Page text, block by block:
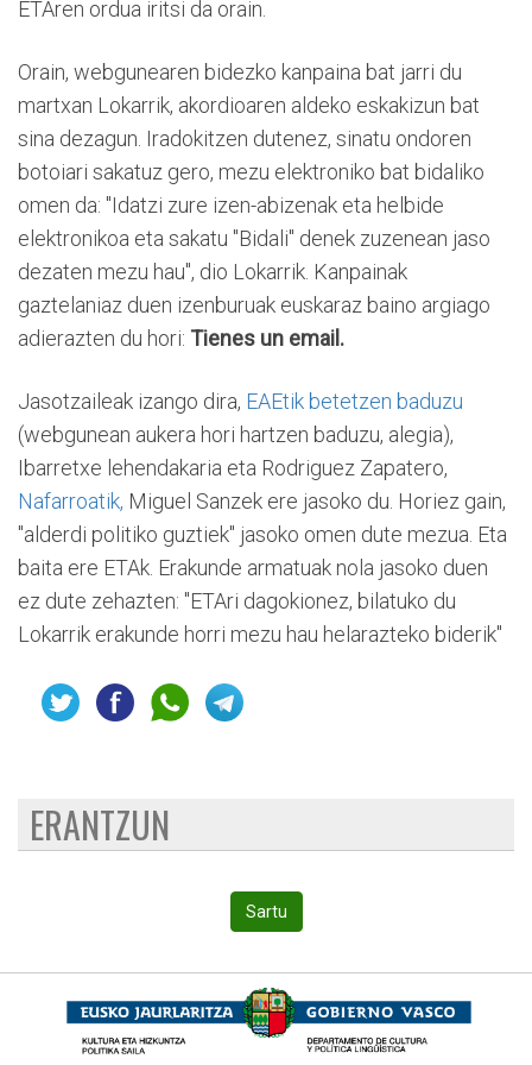
ETAren ordua iritsi da orain.
Orain, webgunearen bidezko kanpaina bat jarri du
martxan Lokarrik, akordioaren aldeko eskakizun bat
sina dezagun. Iradokitzen dutenez, sinatu ondoren
botoiari sakatuz gero, mezu elektroniko bat bidaliko
omen da: "Idatzi zure izen-abizenak eta helbide
elektronikoa eta sakatu "Bidali" denek zuzenean jaso
dezaten mezu hau", dio Lokarrik. Kanpainak
gaztelaniaz duen izenburuak euskaraz baino argiago
adierazten du hori: Tienes un email.
Jasotzaileak izango dira, EAEtik betetzen baduzu
(webgunean aukera hori hartzen baduzu, alegia),
Ibarretxe lehendakaria eta Rodriguez Zapatero,
Nafarroatik, Miguel Sanzek ere jasoko du. Horiez gain,
"alderdi politiko guztiek" jasoko omen dute mezua. Eta
baita ere ETAk. Erakunde armatuak nola jasoko duen
ez dute zehazten: "ETAri dagokionez, bilatuko du
Lokarrik erakunde horri mezu hau helarazteko biderik"
ERANTZUN
Sartu